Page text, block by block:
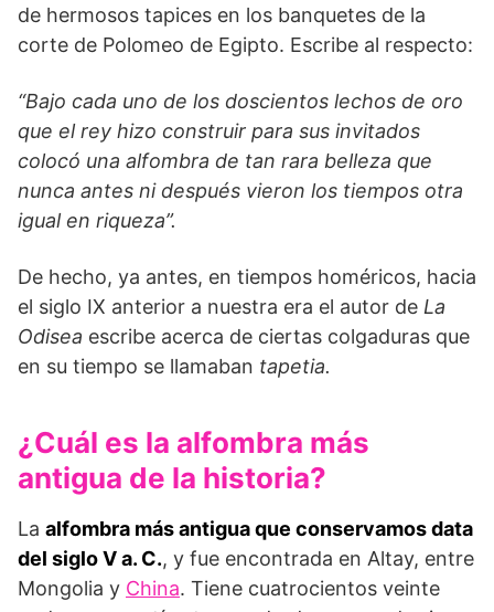
de hermosos tapices en los banquetes de la
corte de Polomeo de Egipto. Escribe al respecto:
“Bajo cada uno de los doscientos lechos de oro
que el rey hizo construir para sus invitados
colocó una alfombra de tan rara belleza que
nunca antes ni después vieron los tiempos otra
igual en riqueza”.
De hecho, ya antes, en tiempos homéricos, hacia
el siglo IX anterior a nuestra era el autor de La
Odisea escribe acerca de ciertas colgaduras que
en su tiempo se llamaban tapetia.
¿Cuál es la alfombra más
antigua de la historia?
La alfombra más antigua que conservamos data
del siglo V a. C., y fue encontrada en Altay, entre
Mongolia y China. Tiene cuatrocientos veinte